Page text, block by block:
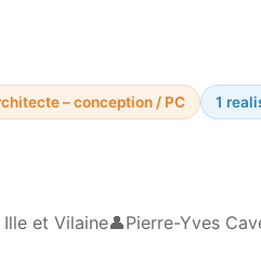
– conception / PC 1
et Vilaine👤Pierre-Yves